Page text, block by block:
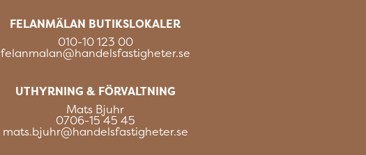
FELANMÄLAN BUTIKSLOKALER
010-10 123 00
felanmalan@handelsfastigheter.se
UTHYRNING & FÖRVALTNING
Mats Bjuhr
0706-15 45 45
mats.bjuhr@handelsfastigheter.se